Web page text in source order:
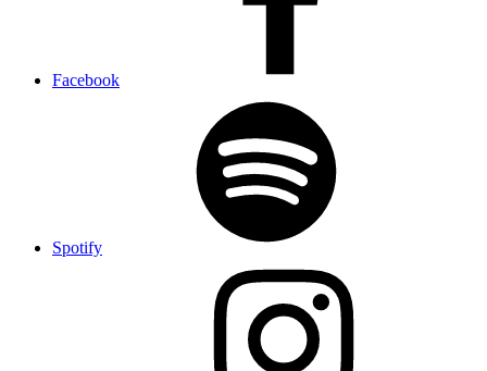
Facebook
Spotify